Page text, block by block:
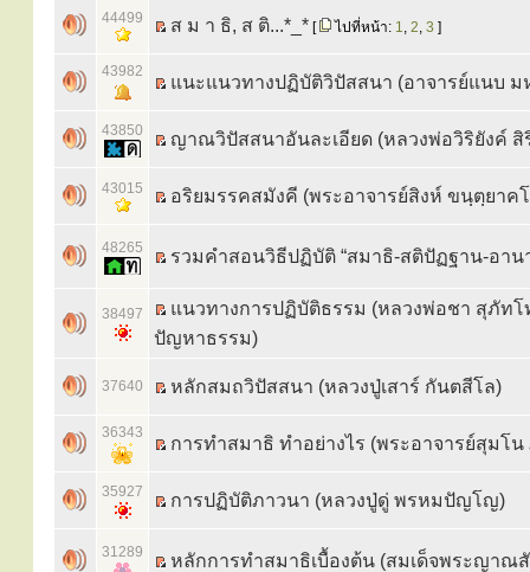
44499 ส ม า ธิ, ส ติ...*_* [ ไปที่หน้า: 1, 2, 3 ]
43982
แนะแนวทางปฏิบัติวิปัสสนา (อาจารย์แนบ
43850 ญาณวิปัสสนาอันละเอียด (หลวงพ่อวิริยังค์ สิ
43015 อริยมรรคสมังคี (พระอาจารย์สิงห์ ขนฺตฺยาค
48265
38497
แนวทางการปฏิบัติธรรม (หลวงพ่อชา สุภัทโ
ปัญหาธรรม)
37640 หลักสมถวิปัสสนา (หลวงปู่เสาร์ กันตสีโล)
36343
การทำสมาธิ ทำอย่างไร (พระอาจารย์สุมโ
35927 การปฏิบัติภาวนา (หลวงปู่ดู่ พรหมปัญโญ)
31289 หลักการทำสมาธิเบื้องต้น (สมเด็จพระญาณสั